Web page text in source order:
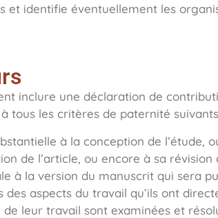
et identifie éventuellement les
inclure une déclaration de
tous les critères de paternité
à la conception de l’étude,
de l’article, ou encore à sa révision
à la version du manuscrit qui sera
aspects du travail qu’ils ont
leur travail sont examinées et